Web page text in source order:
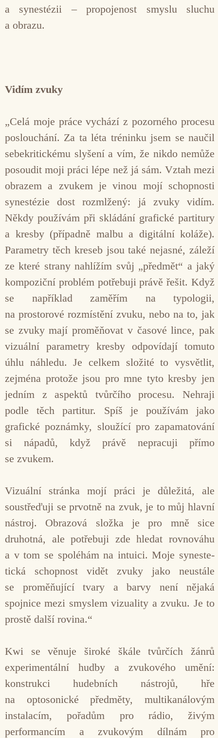
a synestézii – propojenost smyslu sluchu
a obrazu.
Vidím zvuky
„Celá moje práce vychází z pozorného procesu
poslouchání. Za ta léta tréninku jsem se naučil
sebekritickému slyšení a vím, že nikdo nemůže
posoudit moji práci lépe než já sám. Vztah mezi
obrazem a zvukem je vinou mojí schop­nosti
synestézie dost rozmlžený: já zvuky vidím.
Někdy používám při skládání grafické partitury
a kresby (případně malbu a digitální koláže).
Parametry těch kreseb jsou také nejasné, záleží
ze které strany nahlížím svůj „předmět“ a jaký
kompoziční problém potřebuji právě řešit. Když
se například zaměřím na typo­logii,
na prostorové rozmístění zvuku, nebo na to, jak
se zvuky mají proměňovat v časové lince, pak
vizuální parametry kresby odpovídají tomuto
úhlu ná­hledu. Je celkem složité to vysvětlit,
zejména protože jsou pro mne tyto kresby jen
jedním z aspektů tvůrčího procesu. Nehraji
podle těch parti­tur. Spíš je používám jako
grafické poznámky, sloužící pro zapamatování
si nápadů, když právě nepracuji přímo
se zvukem.
Vizuální stránka mojí práci je důležitá, ale
soustřeďuji se prvotně na zvuk, je to můj hlavní
nástroj. Obrazová slož­ka je pro mně sice
druhotná, ale po­třebuji zde hledat rovnováhu
a v tom se spoléhám na intuici. Moje syneste­
tická schopnost vidět zvuky jako neustále
se proměňující tvary a barvy není nějaká
spojnice mezi smyslem vizuality a zvuku. Je to
prostě další rovina.“
Kwi se věnuje široké škále tvůrčích žánrů
experimentální hudby a zvu­kového umění:
konstrukci hudebních nástrojů, hře
na optosonické předmě­ty, multikanálovým
instalacím, pořa­dům pro rádio, živým
performancím a zvukovým dílnám pro